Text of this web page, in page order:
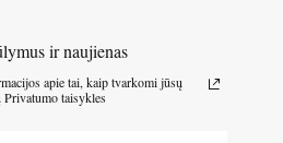
ir naujienas
apie tai, kaip tvarkomi jūsų
Privatumo taisykles